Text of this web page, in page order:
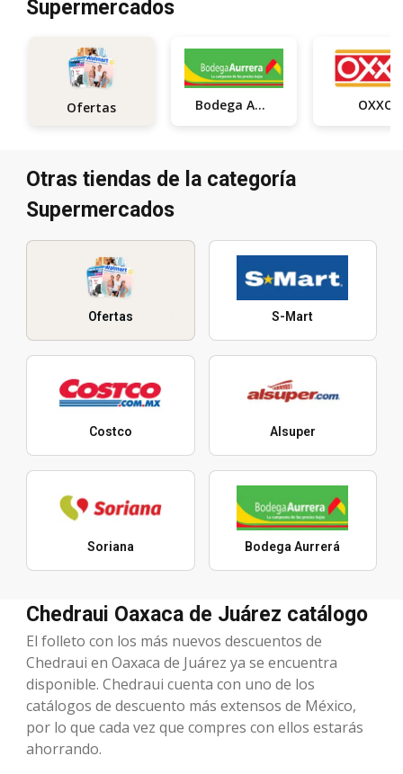
Supermercados
Ofertas Bodega Aurrerá OXXO
Otras tiendas de la categoría
Supermercados
Ofertas S-Mart
Costco Alsuper
Soriana Bodega Aurrerá
Chedraui Oaxaca de Juárez catálogo
El folleto con los más nuevos descuentos de
Chedraui en Oaxaca de Juárez ya se encuentra
disponible. Chedraui cuenta con uno de los
catálogos de descuento más extensos de México,
por lo que cada vez que compres con ellos estarás
ahorrando.